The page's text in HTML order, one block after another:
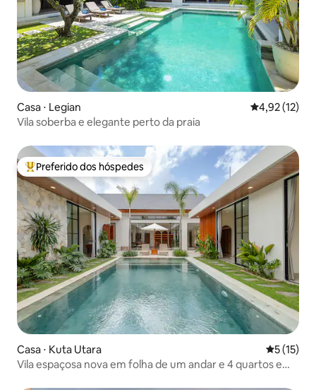
Casa ⋅ Legian 4,92 de uma
4,92 (12)
Vila soberba e elegante perto da praia
Entre os melhores preferidos dos hóspedes
Preferido dos hóspedes
Casa ⋅ Kuta Utara 5 de uma
5 (15)
Vila espaçosa nova em folha de um andar e 4 quartos em